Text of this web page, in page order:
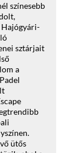
színesebb
sztárjait
a
ütős